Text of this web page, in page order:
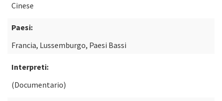
Cinese
Paesi:
Francia, Lussemburgo, Paesi Bassi
Interpreti:
(Documentario)